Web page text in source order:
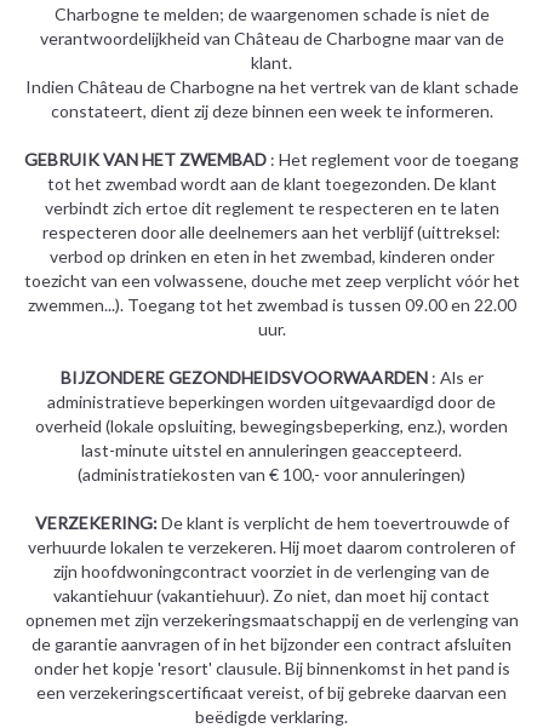
Charbogne te melden; de waargenomen schade is niet de
verantwoordelijkheid van Château de Charbogne maar van de
klant.
Indien Château de Charbogne na het vertrek van de klant schade
constateert, dient zij deze binnen een week te informeren.
GEBRUIK VAN HET ZWEMBAD : Het reglement voor de toegang
tot het zwembad wordt aan de klant toegezonden. De klant
verbindt zich ertoe dit reglement te respecteren en te laten
respecteren door alle deelnemers aan het verblijf (uittreksel:
verbod op drinken en eten in het zwembad, kinderen onder
toezicht van een volwassene, douche met zeep verplicht vóór het
zwemmen...). Toegang tot het zwembad is tussen 09.00 en 22.00
uur.
BIJZONDERE GEZONDHEIDSVOORWAARDEN: Als er
administratieve beperkingen worden uitgevaardigd door de
overheid (lokale opsluiting, bewegingsbeperking, enz.), worden
last-minute uitstel en annuleringen geaccepteerd.
(administratiekosten van € 100,- voor annuleringen)
VERZEKERING:De klant is verplicht de hem toevertrouwde of
verhuurde lokalen te verzekeren. Hij moet daarom controleren of
zijn hoofdwoningcontract voorziet in de verlenging van de
vakantiehuur (vakantiehuur). Zo niet, dan moet hij contact
opnemen met zijn verzekeringsmaatschappij en de verlenging van
de garantie aanvragen of in het bijzonder een contract afsluiten
onder het kopje 'resort' clausule. Bij binnenkomst in het pand is
een verzekeringscertificaat vereist, of bij gebreke daarvan een
beëdigde verklaring.